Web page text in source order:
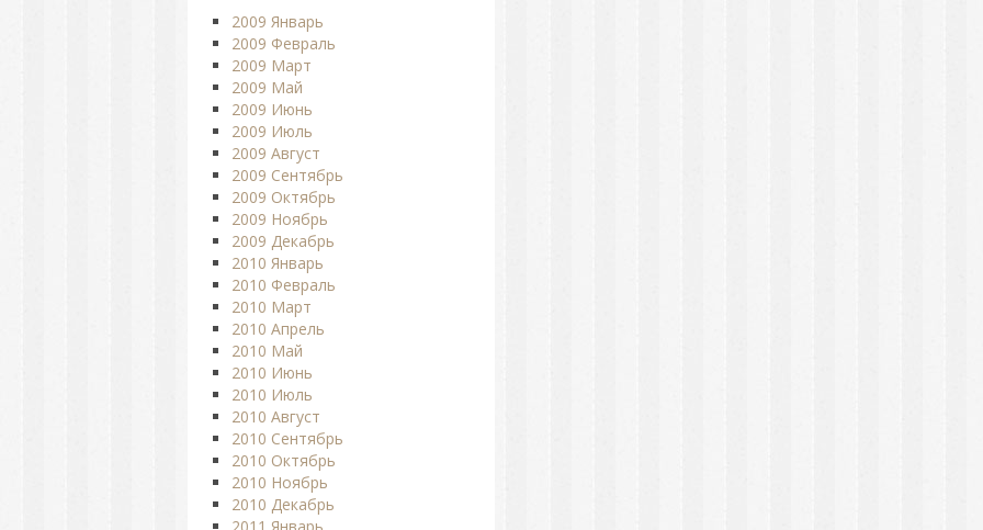
2009 Январь
2009 Февраль
2009 Март
2009 Май
2009 Июнь
2009 Июль
2009 Август
2009 Сентябрь
2009 Октябрь
2009 Ноябрь
2009 Декабрь
2010 Январь
2010 Февраль
2010 Март
2010 Апрель
2010 Май
2010 Июнь
2010 Июль
2010 Август
2010 Сентябрь
2010 Октябрь
2010 Ноябрь
2010 Декабрь